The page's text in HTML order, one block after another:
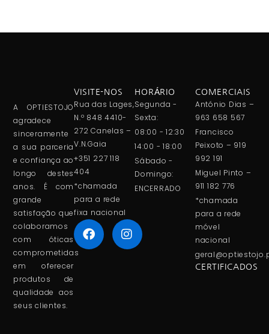
A OPTIESTOJO
agradece
sinceramente
a sua parceria
e confiança ao
longo destes
anos. É com
grande
satisfação que
colaboramos
com óticas
comprometidas
em oferecer
produtos de
qualidade aos
seus clientes.
VISITE-NOS
Rua das Lages,
N.º 848 4410-
272 Canelas –
V.N.Gaia
+351 227 118
404
*chamada
para a rede
fixa nacional
HORÁRIO
Segunda -
Sexta:
08:00 - 12:30
14:00 - 18:00
Sábado -
Domingo:
ENCERRADO
COMERCIAIS
António Dias –
963 658 567
Francisco
Peixoto – 919
992 191
Miguel Pinto –
911 182 776
*chamada
para a rede
móvel
nacional
CERTIFICADOS